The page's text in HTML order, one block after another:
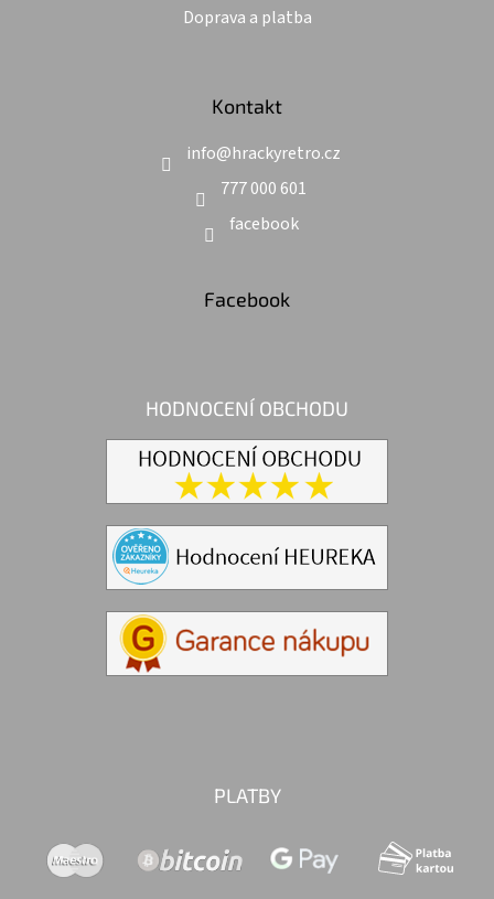
Doprava a platba
Kontakt
info@hrackyretro.cz
777 000 601
facebook
Facebook
HODNOCENÍ OBCHODU
PLATBY